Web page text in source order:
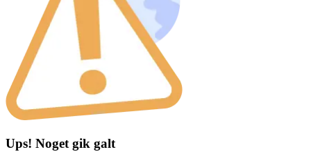
Ups! Noget gik galt